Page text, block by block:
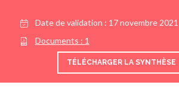
Date de validation : 17 novembre 2021
Documents : 1
TÉLÉCHARGER LA SYNTHÈSE